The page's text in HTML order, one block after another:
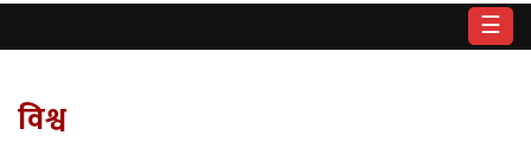
☰
खेलकुद
विश्व
विश्व